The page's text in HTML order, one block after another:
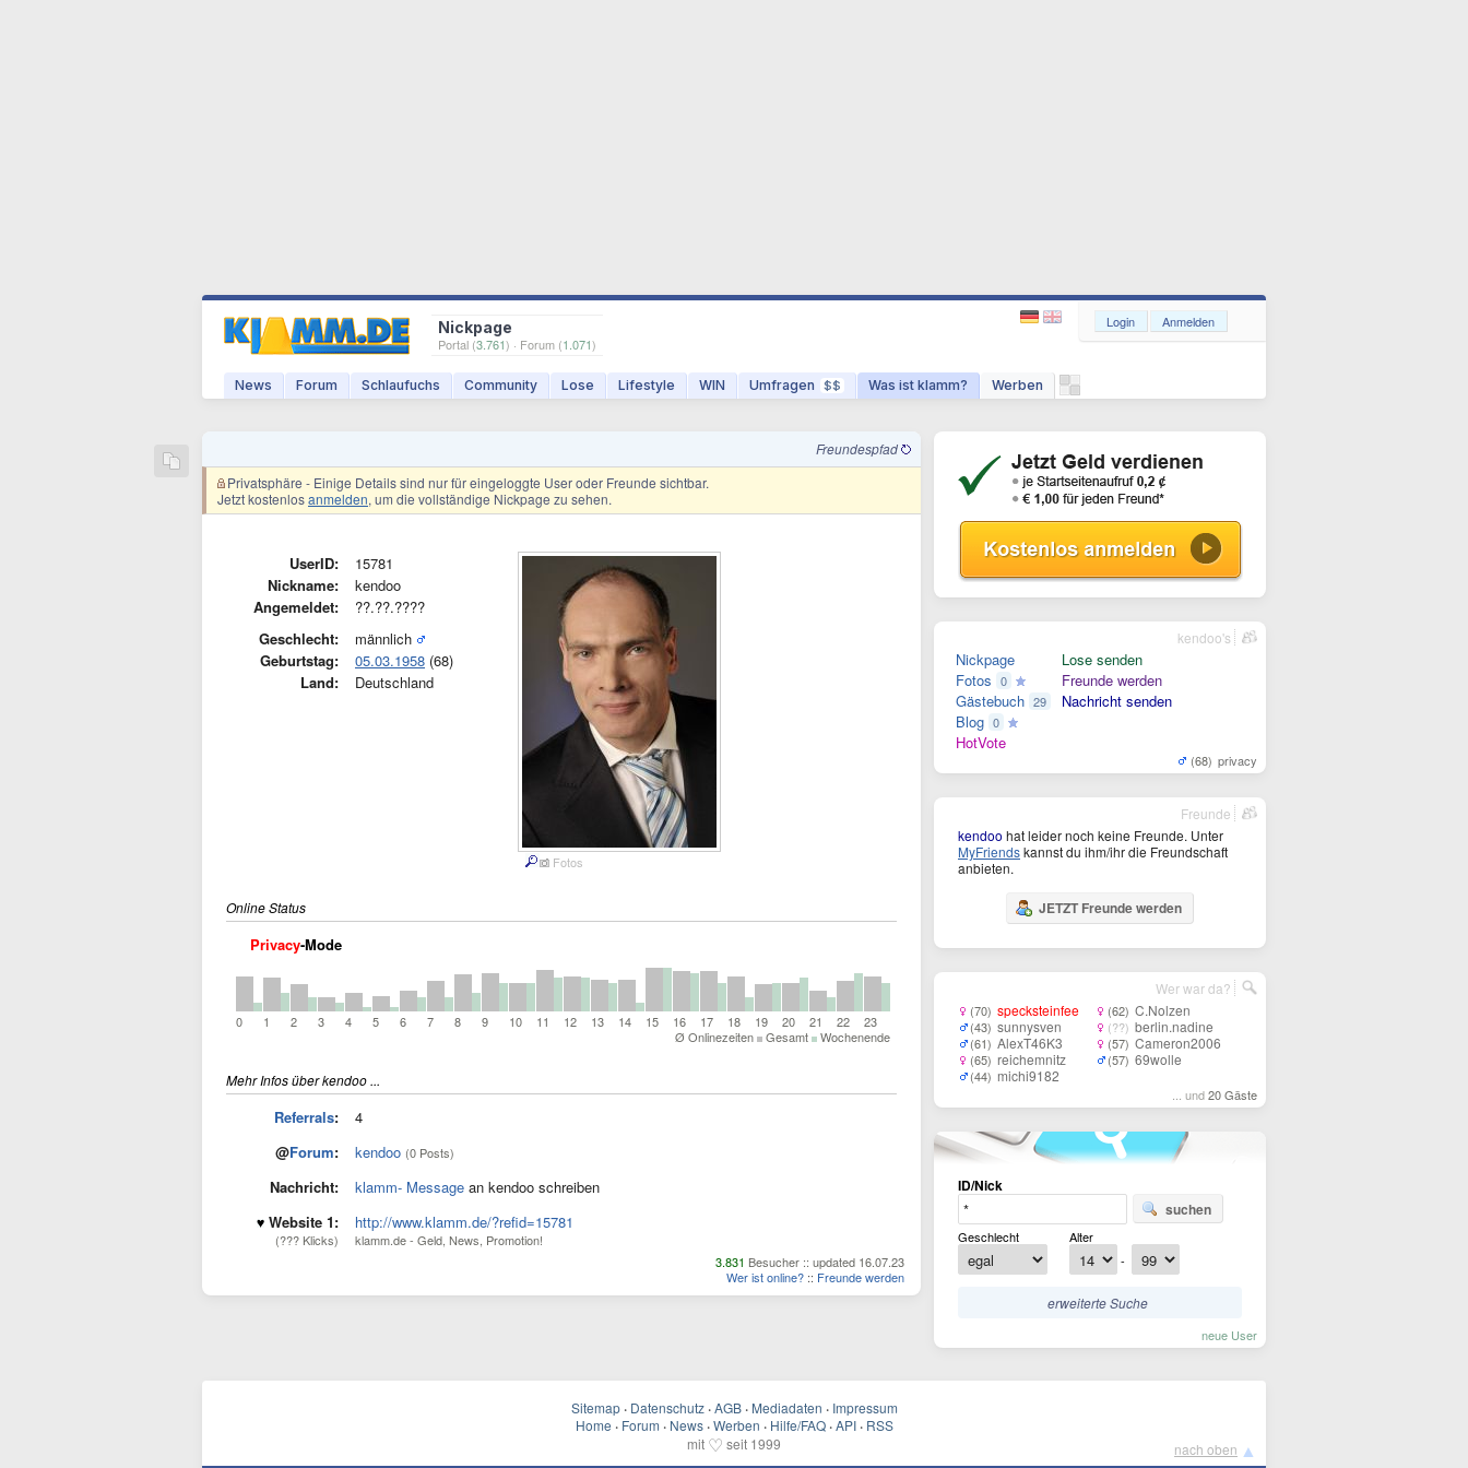
Nickpage
Portal (3.761) · Forum (1.071)
News Forum Schlaufuchs Community Lose Lifestyle WIN Umfragen $$ Was ist klamm? Werben
Login Anmelden
Freundespfad
Privatsphäre - Einige Details sind nur für eingeloggte User oder Freunde sichtbar.
Jetzt kostenlosanmelden, um die vollständige Nickpage zu sehen.
UserID:
15781
Nickname:
kendoo
Angemeldet:
??.??.????
Geschlecht:
männlich
Geburtstag:
05.03.1958 (68)
Land:
Deutschland
Fotos
Online Status
Privacy-Mode
0 1 2 3 4 5 6 7 8 9 10 11 12 13 14 15 16 17 18 19 20 21 22
23
Ø Onlinezeiten
Gesamt Wochenende
Mehr Infos über kendoo ...
Referrals:
4
@Forum: kendoo (0 Posts)
Nachricht: klamm- Message an kendoo schreiben
Website 1:
(??? Klicks)
http://www.klamm.de/?refid=15781
klamm.de - Geld, News, Promotion!
3.831 Besucher :: updated 16.07.23
Wer ist online? :: Freunde werden
Nickpage
Fotos 0
Gästebuch 29
Blog 0
HotVote
Lose senden
Freunde werden
Nachricht senden
(68) privacy
kendoo's
kendoo hat leider noch keine Freunde. Unter
MyFriendskannst du ihm/ihr die Freundschaft
anbieten.
JETZT Freunde werden
Freunde
(70) specksteinfee
(43) sunnysven
(61) AlexT46K3
(65) reichemnitz
(44) michi9182
(62) C.Nolzen
(??) berlin.nadine
(57) Cameron2006
(57) 69wolle
... und20 Gäste
Wer war da?
ID/Nick
suchen
Geschlecht
Alter
-
erweiterte Suche
neue User
Sitemap · Datenschutz · AGB · Mediadaten · Impressum
Home · Forum · News · Werben · Hilfe/FAQ · API · RSS
mit ♡ seit 1999 nach oben ▲